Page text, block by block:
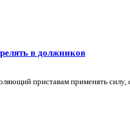
в должников
приставам применять